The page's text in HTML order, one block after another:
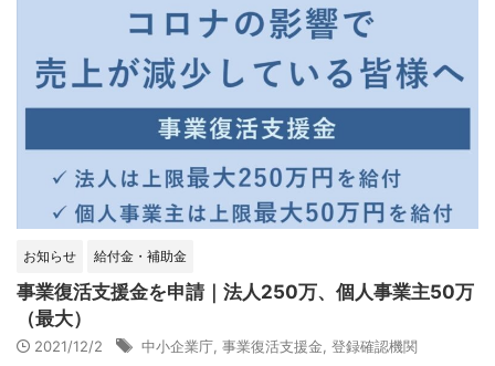
お知らせ 給付金・補助金
事業復活支援金を申請｜法人250万、個人事業主50万
（最大）
2021/12/2 中小企業庁 事業復活支援金 登録確認機関